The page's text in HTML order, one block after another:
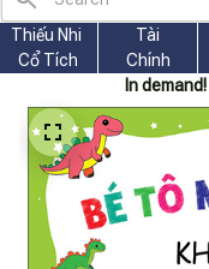
Thiếu Nhi
Cổ Tích
Tài
Chính
In demand!